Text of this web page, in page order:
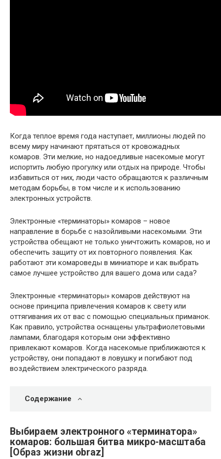
Когда теплое время года наступает, миллионы людей по
всему миру начинают прятаться от кровожадных
комаров. Эти мелкие, но надоедливые насекомые могут
испортить любую прогулку или отдых на природе. Чтобы
избавиться от них, люди часто обращаются к различным
методам борьбы, в том числе и к использованию
электронных устройств.
Электронные «терминаторы» комаров – новое
направление в борьбе с назойливыми насекомыми. Эти
устройства обещают не только уничтожить комаров, но и
обеспечить защиту от их повторного появления. Как
работают эти комароведы в миниатюре и как выбрать
самое лучшее устройство для вашего дома или сада?
Электронные «терминаторы» комаров действуют на
основе принципа привлечения комаров к свету или
оттягивания их от вас с помощью специальных приманок.
Как правило, устройства оснащены ультрафиолетовыми
лампами, благодаря которым они эффективно
привлекают комаров. Когда насекомые приближаются к
устройству, они попадают в ловушку и погибают под
воздействием электрического разряда.
Содержание
Выбираем электронного «терминатора»
комаров: большая битва микро-масштаба
[Образ жизни obraz]